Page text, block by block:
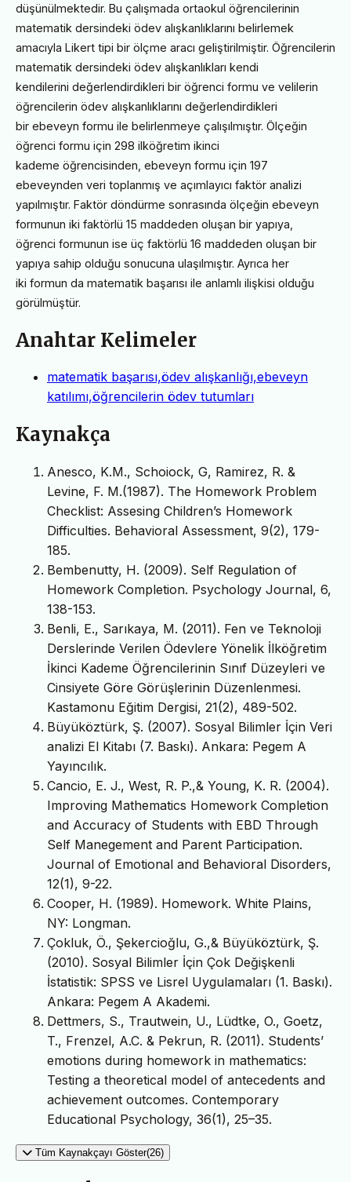
düşünülmektedir. Bu çalışmada ortaokul öğrencilerinin
matematik dersindeki ödev alışkanlıklarını belirlemek
amacıyla Likert tipi bir ölçme aracı geliştirilmiştir. Öğrencilerin
matematik dersindeki ödev alışkanlıkları kendi
kendilerini değerlendirdikleri bir öğrenci formu ve velilerin
öğrencilerin ödev alışkanlıklarını değerlendirdikleri
bir ebeveyn formu ile belirlenmeye çalışılmıştır. Ölçeğin
öğrenci formu için 298 ilköğretim ikinci
kademe öğrencisinden, ebeveyn formu için 197
ebeveynden veri toplanmış ve açımlayıcı faktör analizi
yapılmıştır. Faktör döndürme sonrasında ölçeğin ebeveyn
formunun iki faktörlü 15 maddeden oluşan bir yapıya,
öğrenci formunun ise üç faktörlü 16 maddeden oluşan bir
yapıya sahip olduğu sonucuna ulaşılmıştır. Ayrıca her
iki formun da matematik başarısı ile anlamlı ilişkisi olduğu
görülmüştür.
Anahtar Kelimeler
matematik başarısı,ödev alışkanlığı,ebeveyn
katılımı,öğrencilerin ödev tutumları
Kaynakça
Anesco, K.M., Schoiock, G, Ramirez, R. &
Levine, F. M.(1987). The Homework Problem
Checklist: Assesing Children’s Homework
Difficulties. Behavioral Assessment, 9(2), 179-
185.
Bembenutty, H. (2009). Self Regulation of
Homework Completion. Psychology Journal, 6,
138-153.
Benli, E., Sarıkaya, M. (2011). Fen ve Teknoloji
Derslerinde Verilen Ödevlere Yönelik İlköğretim
İkinci Kademe Öğrencilerinin Sınıf Düzeyleri ve
Cinsiyete Göre Görüşlerinin Düzenlenmesi.
Kastamonu Eğitim Dergisi, 21(2), 489-502.
Büyüköztürk, Ş. (2007). Sosyal Bilimler İçin Veri
analizi El Kitabı (7. Baskı). Ankara: Pegem A
Yayıncılık.
Cancio, E. J., West, R. P.,& Young, K. R. (2004).
Improving Mathematics Homework Completion
and Accuracy of Students with EBD Through
Self Manegement and Parent Participation.
Journal of Emotional and Behavioral Disorders,
12(1), 9-22.
Cooper, H. (1989). Homework. White Plains,
NY: Longman.
Çokluk, Ö., Şekercioğlu, G.,& Büyüköztürk, Ş.
(2010). Sosyal Bilimler İçin Çok Değişkenli
İstatistik: SPSS ve Lisrel Uygulamaları (1. Baskı).
Ankara: Pegem A Akademi.
Dettmers, S., Trautwein, U., Lüdtke, O., Goetz,
T., Frenzel, A.C. & Pekrun, R. (2011). Students’
emotions during homework in mathematics:
Testing a theoretical model of antecedents and
achievement outcomes. Contemporary
Educational Psychology, 36(1), 25–35.
Tüm Kaynakçayı Göster(26)